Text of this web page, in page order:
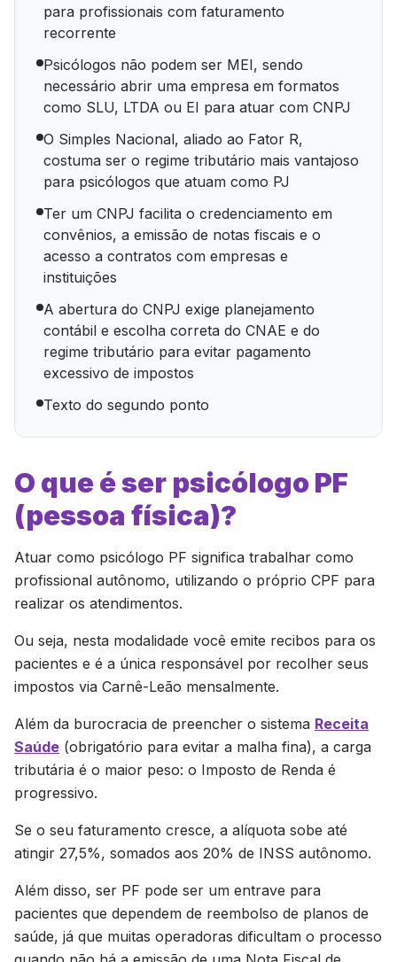
para profissionais com faturamento
recorrente
Psicólogos não podem ser MEI, sendo
necessário abrir uma empresa em formatos
como SLU, LTDA ou EI para atuar com CNPJ
O Simples Nacional, aliado ao Fator R,
costuma ser o regime tributário mais vantajoso
para psicólogos que atuam como PJ
Ter um CNPJ facilita o credenciamento em
convênios, a emissão de notas fiscais e o
acesso a contratos com empresas e
instituições
A abertura do CNPJ exige planejamento
contábil e escolha correta do CNAE e do
regime tributário para evitar pagamento
excessivo de impostos
Texto do segundo ponto
O que é ser psicólogo PF
(pessoa física)?
Atuar como psicólogo PF significa trabalhar como
profissional autônomo, utilizando o próprio CPF para
realizar os atendimentos.
Ou seja, nesta modalidade você emite recibos para os
pacientes e é a única responsável por recolher seus
impostos via Carnê-Leão mensalmente.
Além da burocracia de preencher o sistema Receita
Saúde (obrigatório para evitar a malha fina), a carga
tributária é o maior peso: o Imposto de Renda é
progressivo.
Se o seu faturamento cresce, a alíquota sobe até
atingir 27,5%, somados aos 20% de INSS autônomo.
Além disso, ser PF pode ser um entrave para
pacientes que dependem de reembolso de planos de
saúde, já que muitas operadoras dificultam o processo